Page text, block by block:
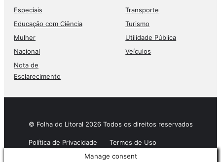
Especiais
Educação com Ciência
Mulher
Nacional
Nota de
Esclarecimento
Transporte
Turismo
Utilidade Pública
Veículos
© Folha do Litoral 2026 Todos os direitos reservados
Política de Privacidade
Termos de Uso
Manage consent